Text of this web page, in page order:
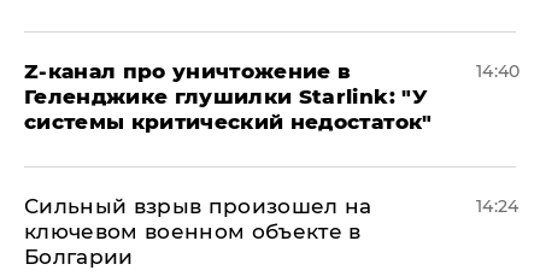
Z-канал про уничтожение в
Геленджике глушилки Starlink: "У
системы критический недостаток"
14:40
Сильный взрыв произошел на
ключевом военном объекте в
Болгарии
14:24